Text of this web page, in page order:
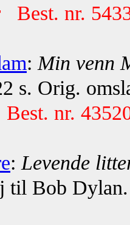
Best. nr.
: Min venn
s. Orig.
nr.
: Levende
til Bob